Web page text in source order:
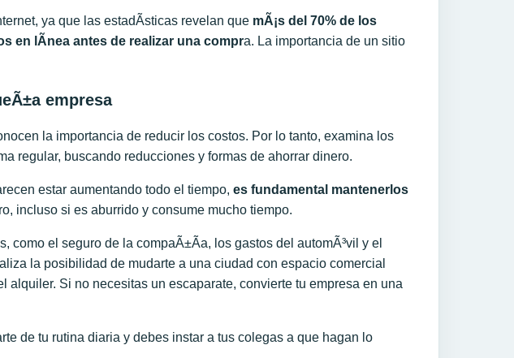
ya que las estadÃ­sticas revelan que mÃ¡s del 70% de los
en lÃ­nea antes de realizar una compra. La importancia de un sitio
empresa
la importancia de reducir los costos. Por lo tanto, examina los
regular, buscando reducciones y formas de ahorrar dinero.
estar aumentando todo el tiempo, es fundamental mantenerlos
incluso si es aburrido y consume mucho tiempo.
como el seguro de la compaÃ±Ã­a, los gastos del automÃ³vil y el
la posibilidad de mudarte a una ciudad con espacio comercial
alquiler. Si no necesitas un escaparate, convierte tu empresa en una
de tu rutina diaria y debes instar a tus colegas a que hagan lo